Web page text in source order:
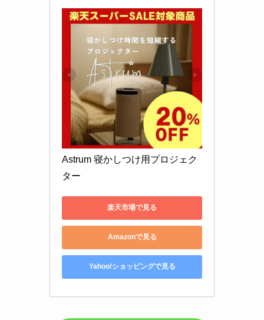
Astrum 寝かしつけ用プロジェク
ター
楽天市場で見る
Amazonで見る
Yahoo!ショッピングで見る